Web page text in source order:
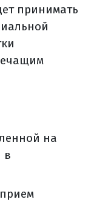
принимать
на
в